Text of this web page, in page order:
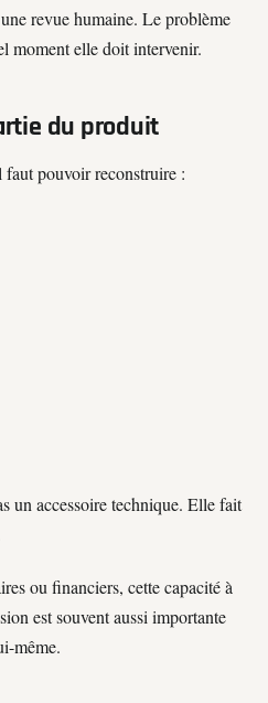
revue humaine. Le problème
moment elle doit intervenir.
du produit
faut pouvoir reconstruire :
un accessoire technique. Elle fait
ou financiers, cette capacité à
est souvent aussi importante
même.